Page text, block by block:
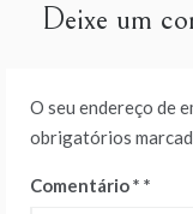
Deixe um
O seu endereço de
obrigatórios
Comentário*